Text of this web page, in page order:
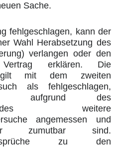
Sache.
fehlgeschlagen, kann der
Wahl Herabsetzung des
verlangen oder den
erklären. Die
gilt mit dem zweiten
als fehlgeschlagen,
aufgrund des
weitere
angemessen und
zumutbar sind.
zu den